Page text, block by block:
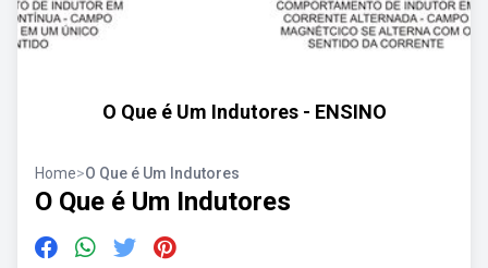
O Que é Um Indutores - ENSINO
Home>O Que é Um Indutores
O Que é Um Indutores